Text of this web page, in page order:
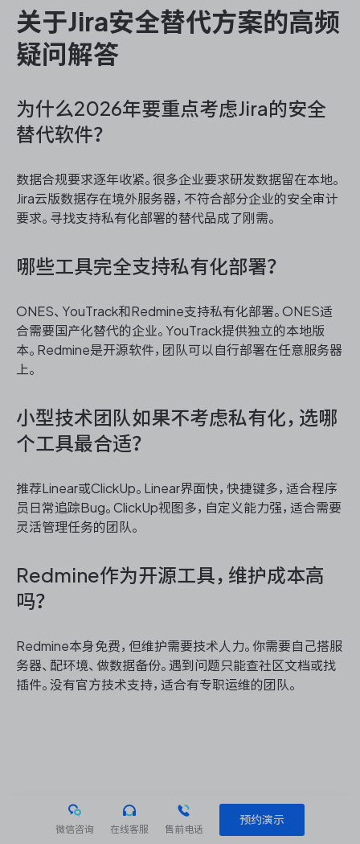
关于Jira安全替代方案的高频
疑问解答
为什么2026年要重点考虑Jira的安全
替代软件？
数据合规要求逐年收紧。很多企业要求研发数据留在本地。
Jira云版数据存在境外服务器，不符合部分企业的安全审计
要求。寻找支持私有化部署的替代品成了刚需。
哪些工具完全支持私有化部署？
ONES、YouTrack和Redmine支持私有化部署。ONES适
合需要国产化替代的企业。YouTrack提供独立的本地版
本。Redmine是开源软件，团队可以自行部署在任意服务器
上。
小型技术团队如果不考虑私有化，选哪
个工具最合适？
推荐Linear或ClickUp。Linear界面快，快捷键多，适合程序
员日常追踪Bug。ClickUp视图多，自定义能力强，适合需要
灵活管理任务的团队。
Redmine作为开源工具，维护成本高
吗？
Redmine本身免费，但维护需要技术人力。你需要自己搭服
务器、配环境、做数据备份。遇到问题只能查社区文档或找
插件。没有官方技术支持，适合有专职运维的团队。
微信咨询 在线客服 售前电话
预约演示